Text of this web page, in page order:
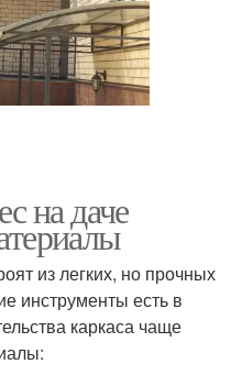
на даче
из легких, но прочных
инструменты есть в
каркаса чаще